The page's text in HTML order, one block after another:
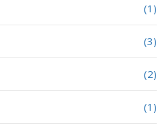
(1)
(3)
(2)
(1)